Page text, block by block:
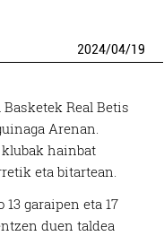
2024/04/19
Real Betis
Arenan.
klubak hainbat
eta bitartean.
garaipen eta 17
duen taldea